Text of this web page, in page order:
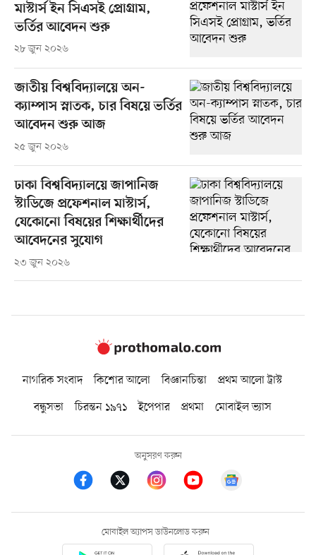
মাস্টার্স ইন সিএসই প্রোগ্রাম,
ভর্তির আবেদন শুরু
২৮ জুন ২০২৬
জাতীয় বিশ্ববিদ্যালয়ে অন-
ক্যাম্পাস স্নাতক, চার বিষয়ে ভর্তির
আবেদন শুরু আজ
২৫ জুন ২০২৬
ঢাকা বিশ্ববিদ্যালয়ে জাপানিজ
স্টাডিজে প্রফেশনাল মাস্টার্স,
যেকোনো বিষয়ের শিক্ষার্থীদের
আবেদনের সুযোগ
২৩ জুন ২০২৬
নাগরিক সংবাদ কিশোর আলো বিজ্ঞানচিন্তা
প্রথম আলো ট্রাস্ট
বন্ধুসভা
চিরন্তন ১৯৭১ ইপেপার প্রথমা মোবাইল ভ্যাস
অনুসরণ করুন
মোবাইল অ্যাপস ডাউনলোড করুন